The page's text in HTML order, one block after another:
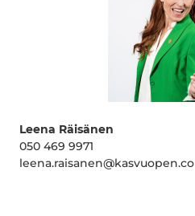
Leena Räisänen
050 469 9971
leena.raisanen@kasvuopen.co